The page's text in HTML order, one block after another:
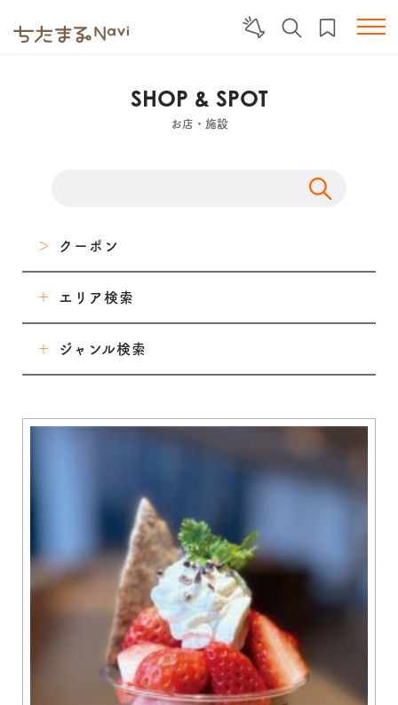
SHOP & SPOT
お店・施設
クーポン
エリア検索
東海市
大府市
武豊町
ジャンル検索
住まい・暮らし
習い事・趣味
観光・自然